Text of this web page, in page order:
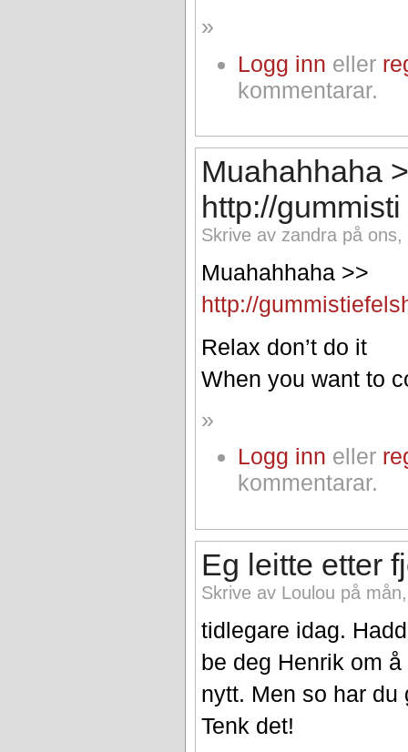
»
Logg inn eller
kommentarar.
Muahahhaha
http://gummisti
Skrive av zandra på
Muahahhaha >>
http://
Relax don’t do it
When you want to
»
Logg inn eller
kommentarar.
Eg leitte etter
Skrive av Loulou på
tidlegare idag.
be deg Henrik om
nytt. Men so har
Tenk det!